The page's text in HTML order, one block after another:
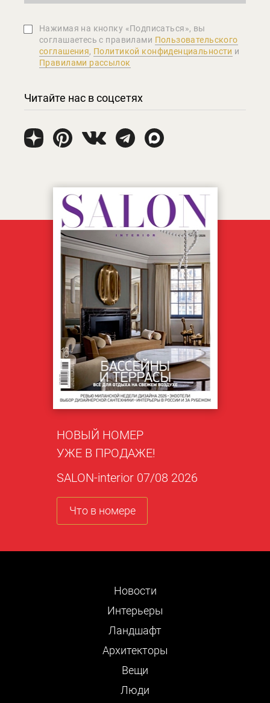
Нажимая на кнопку «Подписаться», вы
соглашаетеcь с правилами Пользовательского
соглашения, Политикой конфиденциальности и
Правилами рассылок
Читайте нас в соцсетях
НОВЫЙ НОМЕР
УЖЕ В ПРОДАЖЕ!
SALON-interior 07/08 2026
Что в номере
Новости
Интерьеры
Ландшафт
Архитекторы
Вещи
Люди